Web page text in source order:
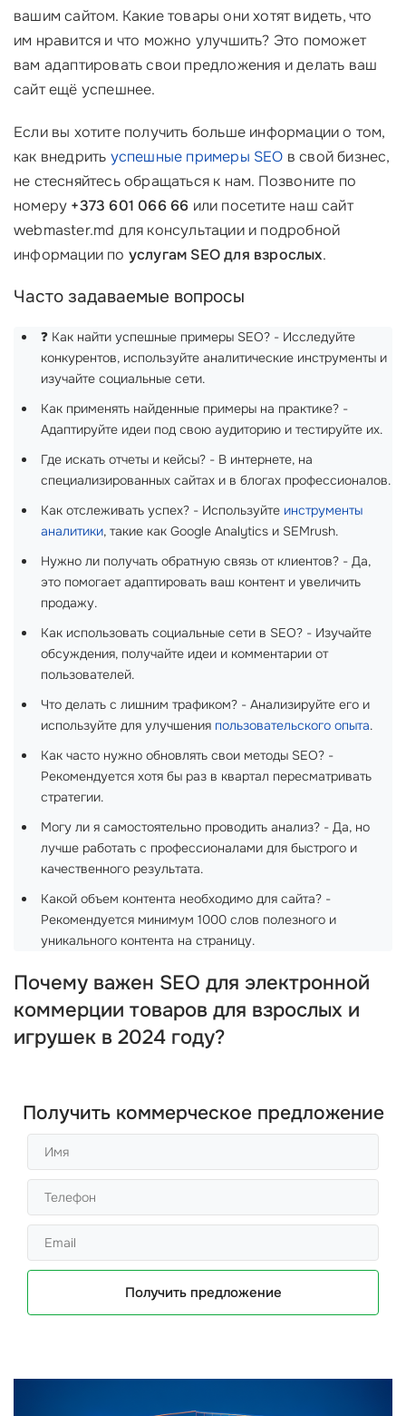
вашим сайтом. Какие товары они хотят видеть, что
им нравится и что можно улучшить? Это поможет
вам адаптировать свои предложения и делать ваш
сайт ещё успешнее.
Если вы хотите получить больше информации о том,
как внедрить успешные примеры SEO в свой бизнес,
не стесняйтесь обращаться к нам. Позвоните по
номеру +373 601 066 66 или посетите наш сайт
webmaster.md для консультации и подробной
информации по услугам SEO для взрослых.
Часто задаваемые вопросы
❓ Как найти успешные примеры SEO? - Исследуйте
конкурентов, используйте аналитические инструменты и
изучайте социальные сети.
Как применять найденные примеры на практике? -
Адаптируйте идеи под свою аудиторию и тестируйте их.
Где искать отчеты и кейсы? - В интернете, на
специализированных сайтах и в блогах профессионалов.
Как отслеживать успех? - Используйте инструменты
аналитики, такие как Google Analytics и SEMrush.
Нужно ли получать обратную связь от клиентов? - Да,
это помогает адаптировать ваш контент и увеличить
продажу.
Как использовать социальные сети в SEO? - Изучайте
обсуждения, получайте идеи и комментарии от
пользователей.
Что делать с лишним трафиком? - Анализируйте его и
используйте для улучшения пользовательского опыта.
Как часто нужно обновлять свои методы SEO? -
Рекомендуется хотя бы раз в квартал пересматривать
стратегии.
Могу ли я самостоятельно проводить анализ? - Да, но
лучше работать с профессионалами для быстрого и
качественного результата.
Какой объем контента необходимо для сайта? -
Рекомендуется минимум 1000 слов полезного и
уникального контента на страницу.
Почему важен SEO для электронной
коммерции товаров для взрослых и
игрушек в 2024 году?
Получить коммерческое предложение
Получить предложение